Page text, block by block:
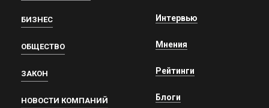
БИЗНЕС
ОБЩЕСТВО
ЗАКОН
НОВОСТИ КОМПАНИЙ
Интервью
Мнения
Рейтинги
Блоги